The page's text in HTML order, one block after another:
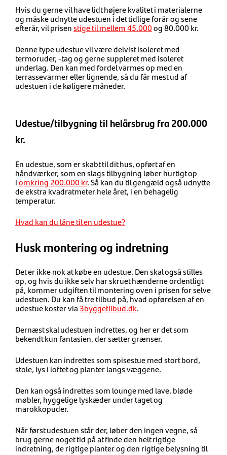
Hvis du gerne vil have lidt højere kvalitet i materialerne
og måske udnytte udestuen i det tidlige forår og sene
efterår, vil prisenstige til mellem 45.000og 80.000 kr.
Denne type udestue vil være delvist isoleret med
termoruder, -tag og gerne suppleret med isoleret
underlag. Den kan med fordel varmes op med en
terrassevarmer eller lignende, så du får mest ud af
udestuen i de køligere måneder.
Udestue/tilbygning til helårsbrug fra 200.000
kr.
En udestue, som er skabt til dit hus, opført af en
håndværker, som en slags tilbygning løber hurtigt op
iomkring 200.000 kr. Så kan du til gengæld også udnytte
de ekstra kvadratmeter hele året, i en behagelig
temperatur.
Hvad kan du låne til en udestue?
Husk montering og indretning
Det er ikke nok at købe en udestue. Den skal også stilles
op, og hvis du ikke selv har skruet hænderne ordentligt
på, kommer udgiften til montering oven i prisen for selve
udestuen. Du kan få tre tilbud på, hvad opførelsen af en
udestue koster via 3byggetilbud.dk.
Dernæst skal udestuen indrettes, og her er det som
bekendt kun fantasien, der sætter grænser.
Udestuen kan indrettes som spisestue med stort bord,
stole, lys i loftet og planter langs væggene.
Den kan også indrettes som lounge med lave, bløde
møbler, hyggelige lyskæder under taget og
marokkopuder.
Når først udestuen står der, løber den ingen vegne, så
brug gerne noget tid på at finde den helt rigtige
indretning, de rigtige planter og den rigtige belysning til